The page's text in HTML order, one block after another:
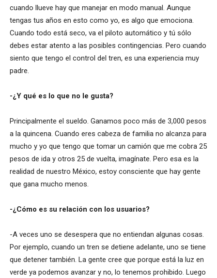
cuando llueve hay que manejar en modo manual. Aunque
tengas tus años en esto como yo, es algo que emociona.
Cuando todo está seco, va el piloto automático y tú sólo
debes estar atento a las posibles contingencias. Pero cuando
siento que tengo el control del tren, es una experiencia muy
padre.
-¿Y qué es lo que no le gusta?
Principalmente el sueldo. Ganamos poco más de 3,000 pesos
a la quincena. Cuando eres cabeza de familia no alcanza para
mucho y yo que tengo que tomar un camión que me cobra 25
pesos de ida y otros 25 de vuelta, imagínate. Pero esa es la
realidad de nuestro México, estoy consciente que hay gente
que gana mucho menos.
-¿Cómo es su relación con los usuarios?
-A veces uno se desespera que no entiendan algunas cosas.
Por ejemplo, cuando un tren se detiene adelante, uno se tiene
que detener también. La gente cree que porque está la luz en
verde ya podemos avanzar y no, lo tenemos prohibido. Luego